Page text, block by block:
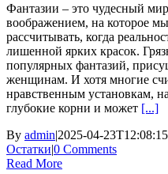
Фантазии – это чудесный
воображением, на которое
рассчитывать, когда
лишенной ярких красок.
популярных фантазий,
женщинам. И хотя многие
нравственным установкам,
глубокие корни и может [...]
By admin|2025-04-
Остатки|0 Comments
Read More